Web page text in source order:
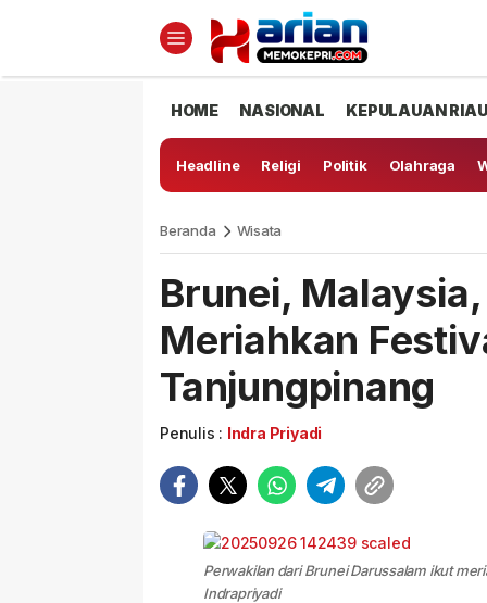
HOME NASIONAL KEPULAUAN RIAU
Headline Religi Politik Olahraga
Beranda Wisata
Brunei,
Meriahkan
Tanjungpinang
Penulis : Indra Priyadi
Perwakilan dari Brunei Darussalam ikut
Indrapriyadi